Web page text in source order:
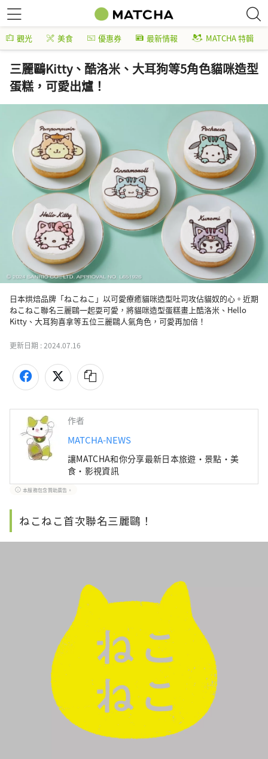
觀光 美食 優惠券 最新情報 MATCHA 特輯
三麗鷗Kitty、酷洛米、大耳狗等5角色貓咪造型
蛋糕，可愛出爐！
日本烘焙品牌「ねこねこ」以可愛療癒貓咪造型吐司攻佔貓奴的心。近期
ねこねこ聯名三麗鷗一起耍可愛，將貓咪造型蛋糕畫上酷洛米、Hello
Kitty、大耳狗喜拿等五位三麗鷗人氣角色，可愛再加倍！
更新日期 :2024.07.16
作者
MATCHA-NEWS
讓MATCHA和你分享最新日本旅遊・景點・美
食・影視資訊
本服務包含贊助廣告。
ねこねこ首次聯名三麗鷗！